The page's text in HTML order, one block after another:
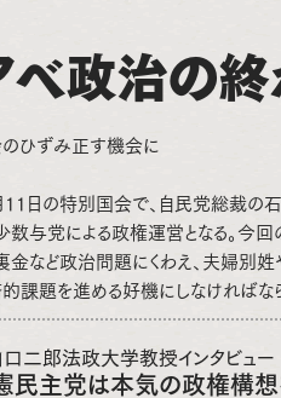
ベ政治の終
ひずみ正す機会に
11日の特別国会で、自民党総裁の
数与党による政権運営となる。今
金など政治問題にくわえ、夫婦別
課題を進める好機にしなければな
口二郎法政大学教授インタビュー
民主党は本気の政権構